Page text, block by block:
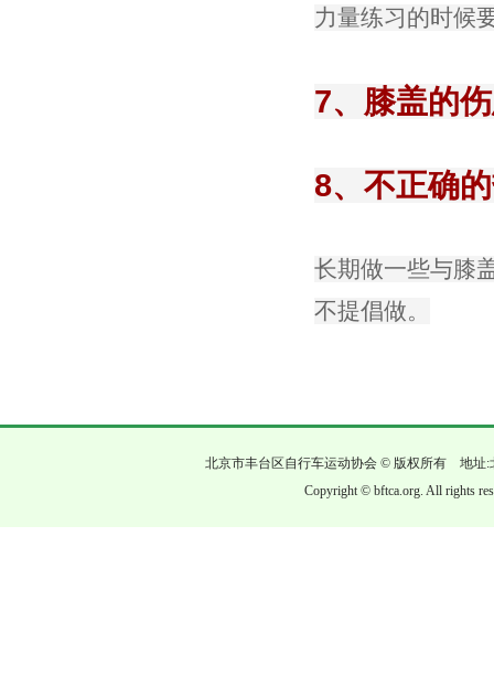
力量练习的时候
7、膝盖的
8、不正确
长期做一些与膝
不提倡做。
北京市丰台区自行车运动协会 © 版权所有 地址:
Copyright © bftca.org. All rights